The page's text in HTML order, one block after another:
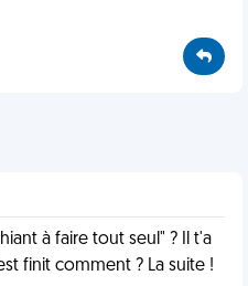
à faire tout seul" ? Il t'a
finit comment ? La suite !